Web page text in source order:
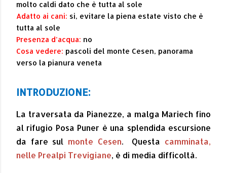
molto caldi dato che è tutta al sole
Adatto ai cani: si, evitare la piena estate visto che è
tutta al sole
Presenza d’acqua: no
Cosa vedere: pascoli del monte Cesen, panorama
verso la pianura veneta
INTRODUZIONE:
La traversata da Pianezze, a malga Mariech fino
al rifugio Posa Puner è una splendida escursione
da fare sul monte Cesen. Questa camminata,
nelle Prealpi Trevigiane, è di media difficoltà.